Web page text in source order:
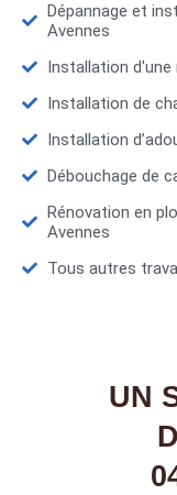
Dépannage et
Avennes
Installation d'une
Installation de
Installation
Débouchage de
Rénovation en
Avennes
Tous autres
UN